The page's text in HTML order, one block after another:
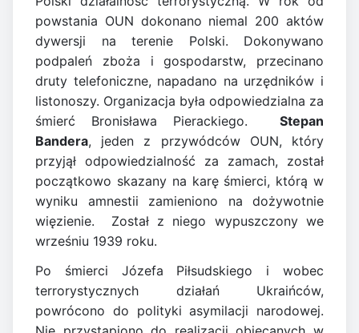
powstania OUN dokonano niemal 200 aktów
dywersji na terenie Polski. Dokonywano
podpaleń zboża i gospodarstw, przecinano
druty telefoniczne, napadano na urzędników i
listonoszy. Organizacja była odpowiedzialna za
śmierć Bronisława Pierackiego. Stepan
Bandera, jeden z przywódców OUN, który
przyjął odpowiedzialność za zamach, został
początkowo skazany na karę śmierci, którą w
wyniku amnestii zamieniono na dożywotnie
więzienie. Został z niego wypuszczony we
wrześniu 1939 roku.
Po śmierci Józefa Piłsudskiego i wobec
terrorystycznych działań Ukraińców,
powrócono do polityki asymilacji narodowej.